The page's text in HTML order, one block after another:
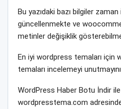
Bu yazıdaki bazı bilgiler
güncellenmekte ve
metinler değişiklik
En iyi wordpress temaları için
temaları incelemeyi
WordPress Haber Botu İndir
wordpresstema.com